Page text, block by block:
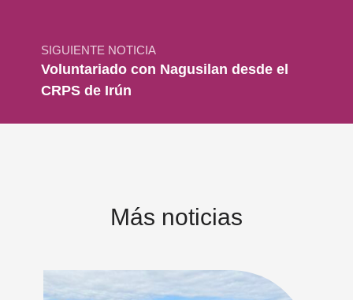
SIGUIENTE NOTICIA
Voluntariado con Nagusilan desde el
CRPS de Irún
Más noticias